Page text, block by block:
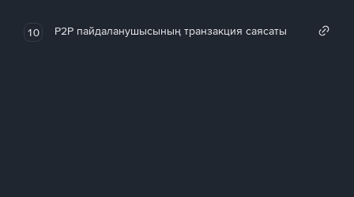
10 P2P пайдаланушысының транзакция саясаты